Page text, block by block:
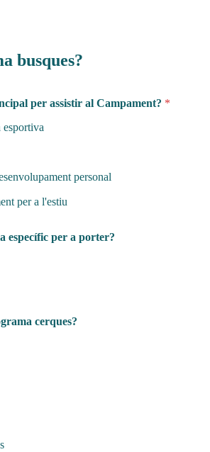
busques?
per assistir al Campament? *
personal
per a l'estiu
específic per a porter?
cerques?